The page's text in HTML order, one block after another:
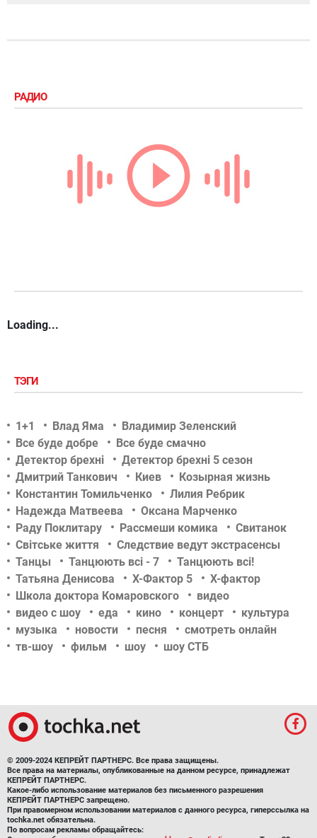
РАДИО
Loading...
ТЭГИ
1+1 Влад Яма
Владимир Зеленский
Все буде добре
Все буде смачно
Детектор брехні
Детектор брехні 5 сезон
Дмитрий Танкович
Киев
Козырная жизнь
Константин Томильченко
Лилия Ребрик
Надежда Матвеева
Оксана Марченко
Раду Поклитару
Рассмеши комика
Свитанок
Світське життя
Следствие ведут экстрасенсы
Танцы
Танцюють всі - 7
Танцюють всі!
Татьяна Денисова
Х-Фактор 5
Х-фактор
Школа доктора Комаровского
видео
видео с шоу
еда кино концерт
культура
музыка
новости песня
смотреть онлайн
тв-шоу
фильм шоу шоу СТБ
© 2009-2024 КЕПРЕЙТ ПАРТНЕРС. Все права защищены.
Все права на материалы, опубликованные на данном ресурсе, принадлежат
КЕПРЕЙТ ПАРТНЕРС.
Какое-либо использование материалов без письменного разрешения
КЕПРЕЙТ ПАРТНЕРС запрещено.
При правомерном использовании материалов с данного ресурса, гиперссылка на
tochka.net обязательна.
По вопросам рекламы обращайтесь: